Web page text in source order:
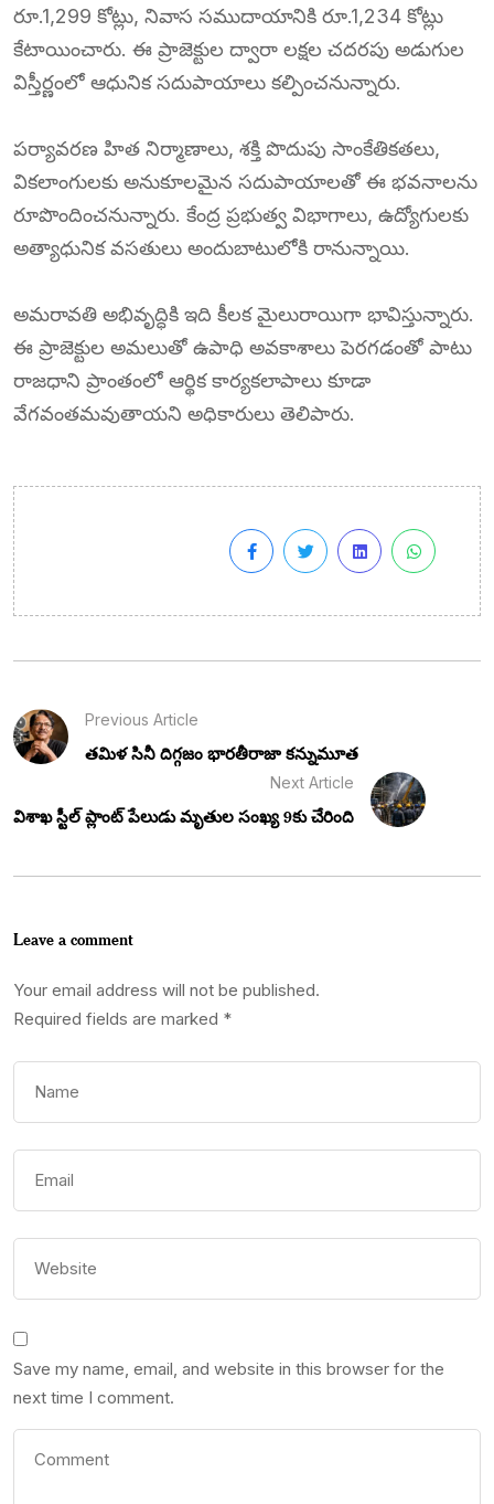
రూ.1,299 కోట్లు, నివాస సముదాయానికి రూ.1,234 కోట్లు
కేటాయించారు. ఈ ప్రాజెక్టుల ద్వారా లక్షల చదరపు అడుగుల
విస్తీర్ణంలో ఆధునిక సదుపాయాలు కల్పించనున్నారు.
పర్యావరణ హిత నిర్మాణాలు, శక్తి పొదుపు సాంకేతికతలు,
వికలాంగులకు అనుకూలమైన సదుపాయాలతో ఈ భవనాలను
రూపొందించనున్నారు. కేంద్ర ప్రభుత్వ విభాగాలు, ఉద్యోగులకు
అత్యాధునిక వసతులు అందుబాటులోకి రానున్నాయి.
అమరావతి అభివృద్ధికి ఇది కీలక మైలురాయిగా భావిస్తున్నారు.
ఈ ప్రాజెక్టుల అమలుతో ఉపాధి అవకాశాలు పెరగడంతో పాటు
రాజధాని ప్రాంతంలో ఆర్థిక కార్యకలాపాలు కూడా
వేగవంతమవుతాయని అధికారులు తెలిపారు.
Previous Article
తమిళ సినీ దిగ్గజం భారతీరాజా కన్నుమూత
Next Article
విశాఖ స్టీల్ ప్లాంట్ పేలుడు మృతుల సంఖ్య 9కు చేరింది
Leave a comment
Your email address will not be published.
Required fields are marked *
Save my name, email, and website in this browser for the
next time I comment.